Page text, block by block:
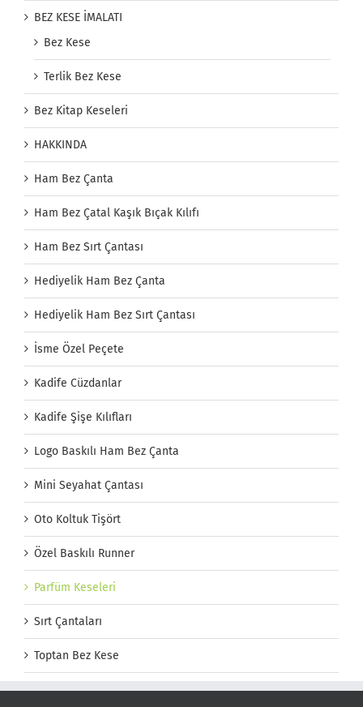
BEZ KESE İMALATI
Bez Kese
Terlik Bez Kese
Bez Kitap Keseleri
HAKKINDA
Ham Bez Çanta
Ham Bez Çatal Kaşık Bıçak Kılıfı
Ham Bez Sırt Çantası
Hediyelik Ham Bez Çanta
Hediyelik Ham Bez Sırt Çantası
İsme Özel Peçete
Kadife Cüzdanlar
Kadife Şişe Kılıfları
Logo Baskılı Ham Bez Çanta
Mini Seyahat Çantası
Oto Koltuk Tişört
Özel Baskılı Runner
Parfüm Keseleri
Sırt Çantaları
Toptan Bez Kese